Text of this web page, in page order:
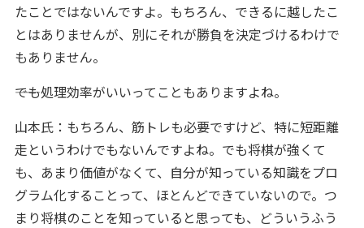
たことではないんですよ。もちろん、できるに越したこ
とはありませんが、別にそれが勝負を決定づけるわけで
もありません。
――でも処理効率がいいってこともありますよね。
山本氏：もちろん、筋トレも必要ですけど、特に短距離
走というわけでもないんですよね。でも将棋が強くて
も、あまり価値がなくて、自分が知っている知識をプロ
グラム化することって、ほとんどできていないので。つ
まり将棋のことを知っていると思っても、どういうふう